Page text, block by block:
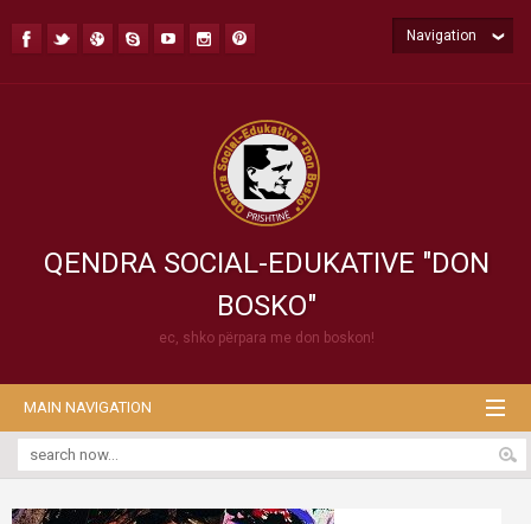
QENDRA SOCIAL-EDUKATIVE "DON
BOSKO"
ec, shko përpara me don boskon!
Navigation
MAIN NAVIGATION